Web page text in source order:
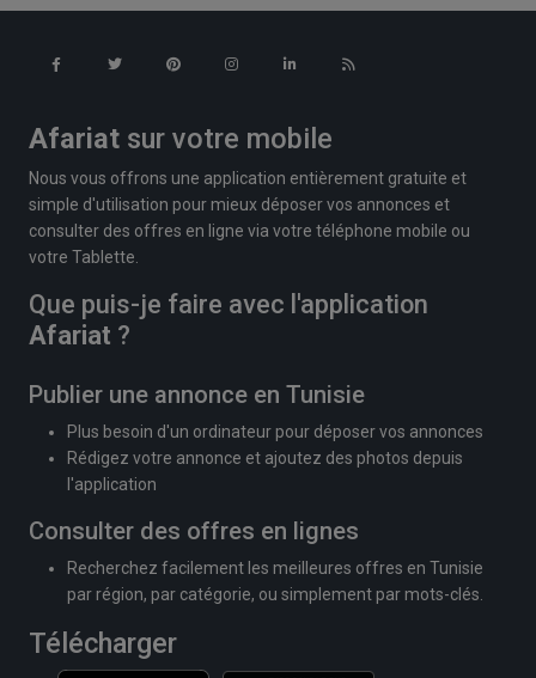
Afariat sur votre mobile
Nous vous offrons une application entièrement gratuite et
simple d'utilisation pour mieux déposer vos annonces et
consulter des offres en ligne via votre téléphone mobile ou
votre Tablette.
Que puis-je faire avec l'application
Afariat ?
Publier une annonce en Tunisie
Plus besoin d'un ordinateur pour déposer vos annonces
Rédigez votre annonce et ajoutez des photos depuis
l'application
Consulter des offres en lignes
Recherchez facilement les meilleures offres en Tunisie
par région, par catégorie, ou simplement par mots-clés.
Télécharger